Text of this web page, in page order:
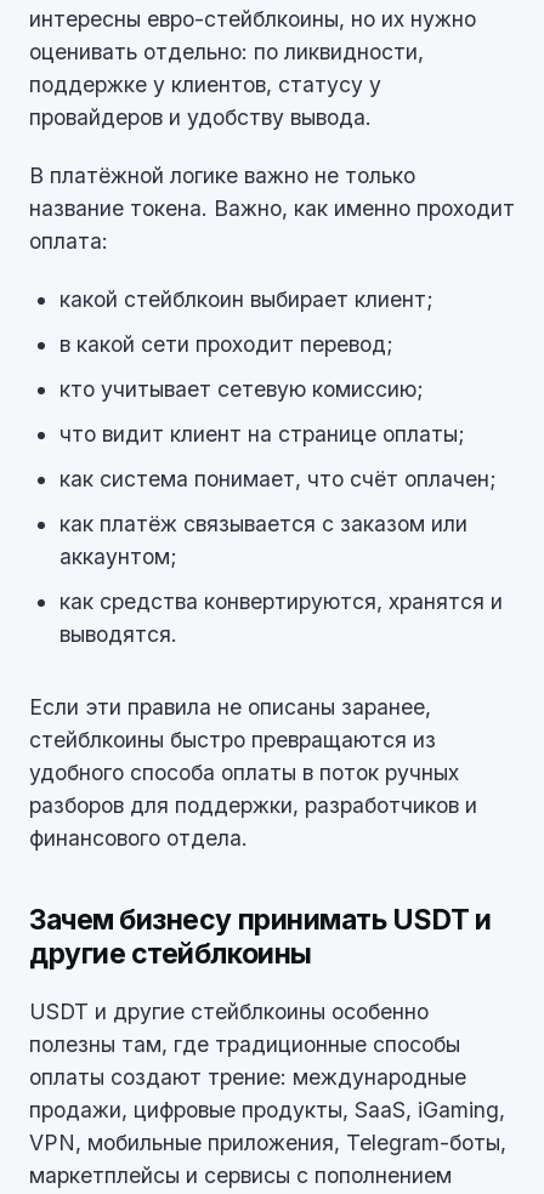
интересны евро-стейблкоины, но их нужно
оценивать отдельно: по ликвидности,
поддержке у клиентов, статусу у
провайдеров и удобству вывода.
В платёжной логике важно не только
название токена. Важно, как именно проходит
оплата:
какой стейблкоин выбирает клиент;
в какой сети проходит перевод;
кто учитывает сетевую комиссию;
что видит клиент на странице оплаты;
как система понимает, что счёт оплачен;
как платёж связывается с заказом или
аккаунтом;
как средства конвертируются, хранятся и
выводятся.
Если эти правила не описаны заранее,
стейблкоины быстро превращаются из
удобного способа оплаты в поток ручных
разборов для поддержки, разработчиков и
финансового отдела.
Зачем бизнесу принимать USDT и
другие стейблкоины
USDT и другие стейблкоины особенно
полезны там, где традиционные способы
оплаты создают трение: международные
продажи, цифровые продукты, SaaS, iGaming,
VPN, мобильные приложения, Telegram-боты,
маркетплейсы и сервисы с пополнением